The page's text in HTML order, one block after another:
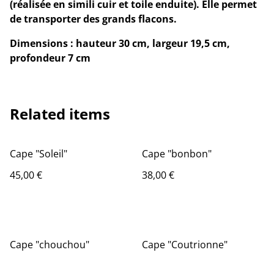
(réalisée en simili cuir et toile enduite). Elle permet
de transporter des grands flacons.
Dimensions : hauteur 30 cm, largeur 19,5 cm,
profondeur 7 cm
Related items
Cape "Soleil"
45,00 €
Cape "bonbon"
38,00 €
Cape "chouchou"
Cape "Coutrionne"